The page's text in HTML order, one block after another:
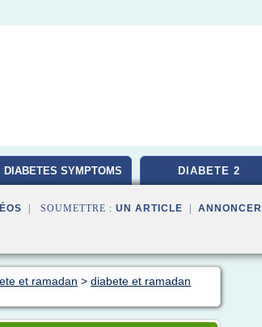
DIABETES SYMPTOMS DIABETE 2
| SOUMETTRE : UN ARTICLE ANNONCER
et ramadan > diabete et ramadan